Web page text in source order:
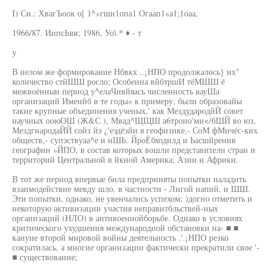
I) Си.: ХвагЪоок о[ 1^»гши1опа1 Огаап1«а1;1оаа,
1966/87. ИипсЬвв; 1986, Уо\ * ♦ - т
у
В иелом же формирование Нбвкх ..¡НПО продолжалось} их"
количество стйШШ росло; Особенна вйбтршИ тёМШШ ё
межвоённыи период у^елаЧивйяась численность вауШа
организаций Именйб в те годы» к примеру, были образовайы
такие крупные объединения ученых,' как МездудародйЙ совет
научных ооюОШ (Ж&С ), Мвад^ЩЩШ а6троно'ми</бШЙ во юз,
МездгнародаЙЙ сойз йэ ¿'еэдёэйи я геофизике,- СоМ фМичёс-ких
обществ,- супэствуаа^е и нШЬ. ЙроЁбходилд и Ьасшйренив
географин »ЙПО, в состав которых вошли представители стран и
территорий Центральной в йкной Америка; Азии и Африки.
В тот же период впервые била предприняты попытки наладить
взаимодействие мевду шло. в частности - Лигой напий, и ШШ.
Эти попытки, однако, не увенчались успехом; )догно отметить и
некоторую активизации участия неправитбльствей-ных
организаций (НЛО) в антивоеннойборьбе. Однако в условиях
критического ухудшения международной обстановки на- ■ ■
кануне второй мировой войны деятельность .'.¡НПО резко
сократилась, а многие организации фактически прекратили свое '-
■ существование;